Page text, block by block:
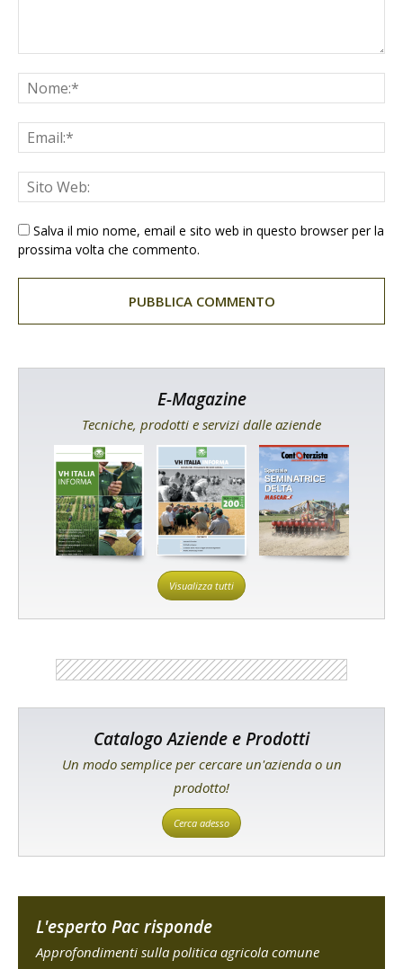
Salva il mio nome, email e sito web in questo browser per la
prossima volta che commento.
E-Magazine
Tecniche, prodotti e servizi dalle aziende
Visualizza tutti
Catalogo Aziende e Prodotti
Un modo semplice per cercare un'azienda o un
prodotto!
Cerca adesso
L'esperto Pac risponde
Approfondimenti sulla politica agricola comune